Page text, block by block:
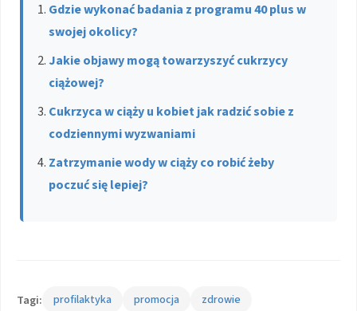
Gdzie wykonać badania z programu 40 plus w
swojej okolicy?
Jakie objawy mogą towarzyszyć cukrzycy
ciążowej?
Cukrzyca w ciąży u kobiet jak radzić sobie z
codziennymi wyzwaniami
Zatrzymanie wody w ciąży co robić żeby
poczuć się lepiej?
Tagi: profilaktyka promocja zdrowie